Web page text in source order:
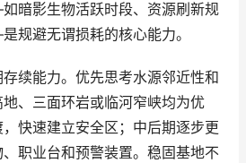
暗影生物活跃时段、资源刷新规
规避无谓损耗的核心能力。
续能力。优先思考水源邻近性和
、三面环岩或临河窄峡均为优
快速建立安全区；中后期逐步更
职业台和预警装置。稳固基地不